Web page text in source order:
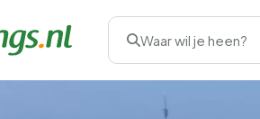
Waar wil je heen?